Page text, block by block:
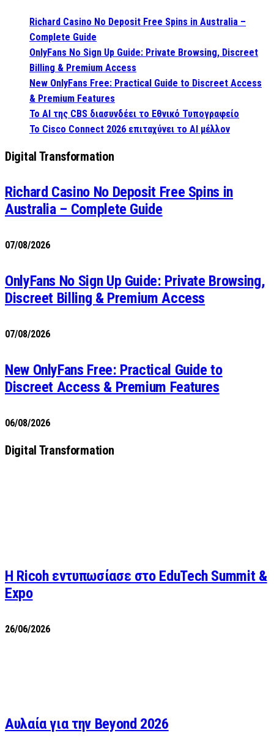
Richard Casino No Deposit Free Spins in Australia –
Complete Guide
OnlyFans No Sign Up Guide: Private Browsing, Discreet
Billing & Premium Access
New OnlyFans Free: Practical Guide to Discreet Access
& Premium Features
Το AI της CBS διασυνδέει το Εθνικό Τυπογραφείο
Το Cisco Connect 2026 επιταχύνει το AI μέλλον
Digital Transformation
Richard Casino No Deposit Free Spins in
Australia – Complete Guide
07/08/2026
OnlyFans No Sign Up Guide: Private Browsing,
Discreet Billing & Premium Access
07/08/2026
New OnlyFans Free: Practical Guide to
Discreet Access & Premium Features
06/08/2026
Digital Transformation
Η Ricoh εντυπωσίασε στο EduTech Summit &
Expo
26/06/2026
Αυλαία για την Beyond 2026